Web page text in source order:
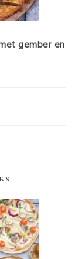
gember en